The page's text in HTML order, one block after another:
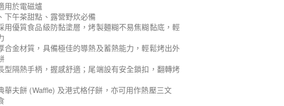
用於電磁爐
下午茶甜點、露營野炊必備
用優質食品級防黏塗層，烤製麵糊不易焦糊黏底，輕
合金材質，具備極佳的導熱及蓄熱能力，輕鬆烤出外
型隔熱手柄，握感舒適；尾端設有安全鎖扣，翻轉烤
華夫餅 (Waffle) 及港式格仔餅，亦可用作熱壓三文